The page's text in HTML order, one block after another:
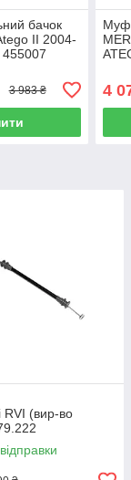
бачок
II 2004-
3 983 ₴ 4
RVI (вир-во